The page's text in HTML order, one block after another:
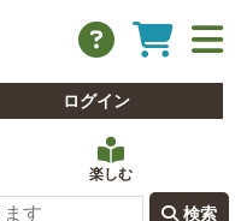
ログイン
楽しむ
 検索